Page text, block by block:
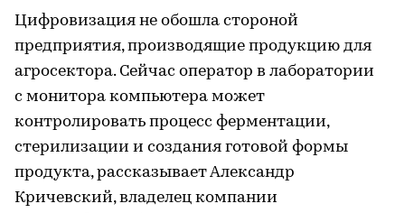
Цифровизация не обошла стороной
предприятия, производящие продукцию для
агросектора. Сейчас оператор в лаборатории
с монитора компьютера может
контролировать процесс ферментации,
стерилизации и создания готовой формы
продукта, рассказывает Александр
Кричевский, владелец компании